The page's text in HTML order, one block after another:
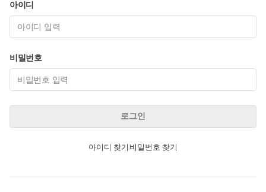
아이디
비밀번호
로그인
아이디 찾기 비밀번호 찾기